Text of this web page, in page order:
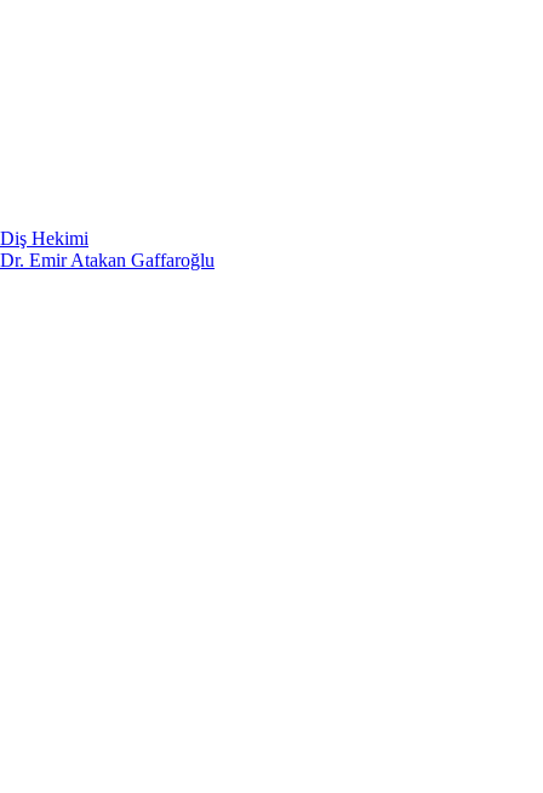
Diş Hekimi
Dr. Emir Atakan Gaffaroğlu